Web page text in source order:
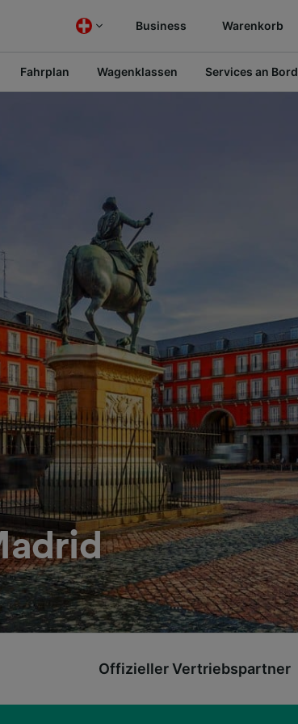
Business Warenkorb
Fahrplan Wagenklassen Services an Bord
Offizieller Vertriebspartner